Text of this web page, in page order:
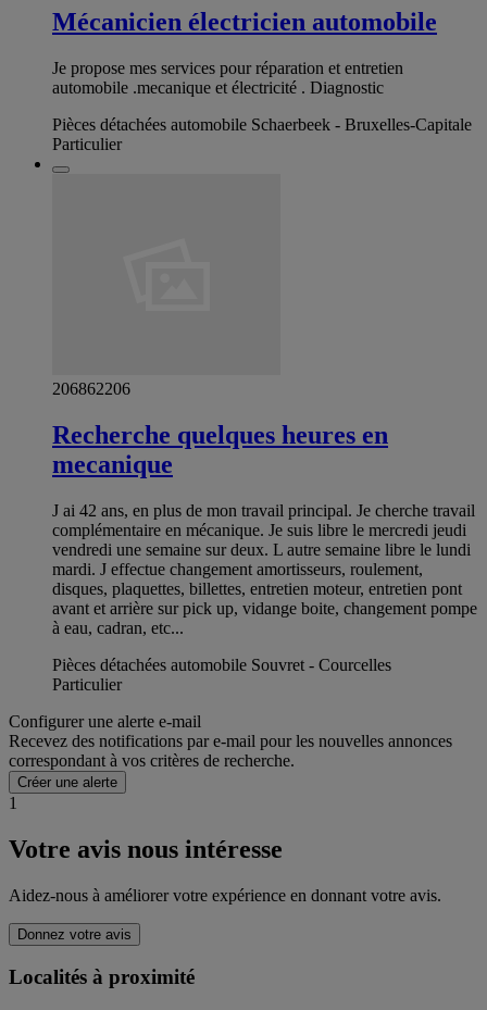
Mécanicien électricien automobile
Je propose mes services pour réparation et entretien
automobile .mecanique et électricité . Diagnostic
Pièces détachées automobile Schaerbeek - Bruxelles-Capitale
Particulier
206862206
Recherche quelques heures en
mecanique
J ai 42 ans, en plus de mon travail principal. Je cherche travail
complémentaire en mécanique. Je suis libre le mercredi jeudi
vendredi une semaine sur deux. L autre semaine libre le lundi
mardi. J effectue changement amortisseurs, roulement,
disques, plaquettes, billettes, entretien moteur, entretien pont
avant et arrière sur pick up, vidange boite, changement pompe
à eau, cadran, etc...
Pièces détachées automobile Souvret - Courcelles
Particulier
Configurer une alerte e-mail
Recevez des notifications par e-mail pour les nouvelles annonces
correspondant à vos critères de recherche.
Créer une alerte
1
Votre avis nous intéresse
Aidez-nous à améliorer votre expérience en donnant votre avis.
Donnez votre avis
Localités à proximité